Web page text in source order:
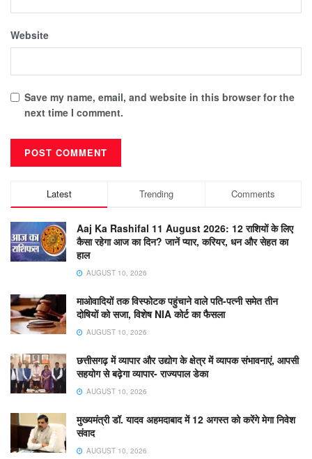
Website
Save my name, email, and website in this browser for the
next time I comment.
Latest Trending Comments
Aaj Ka Rashifal 11 August 2026: 12 राशियों के लिए
कैसा रहेगा आज का दिन? जानें प्यार, करियर, धन और सेहत का
हाल
AUGUST 10, 2026
माओवादियों तक विस्फोटक पहुंचाने वाले पति-पत्नी समेत तीन
दोषियों को सजा, विशेष NIA कोर्ट का फैसला
AUGUST 10, 2026
छत्तीसगढ़ में व्यापार और उद्योग के क्षेत्र में व्यापक संभावनाएं, आपसी
सहयोग से बढ़ेगा व्यापार- राज्यपाल डेका
AUGUST 10, 2026
मुख्यमंत्री डॉ. यादव अहमदाबाद में 12 अगस्त को करेंगे मेगा निवेश
संवाद
AUGUST 10, 2026